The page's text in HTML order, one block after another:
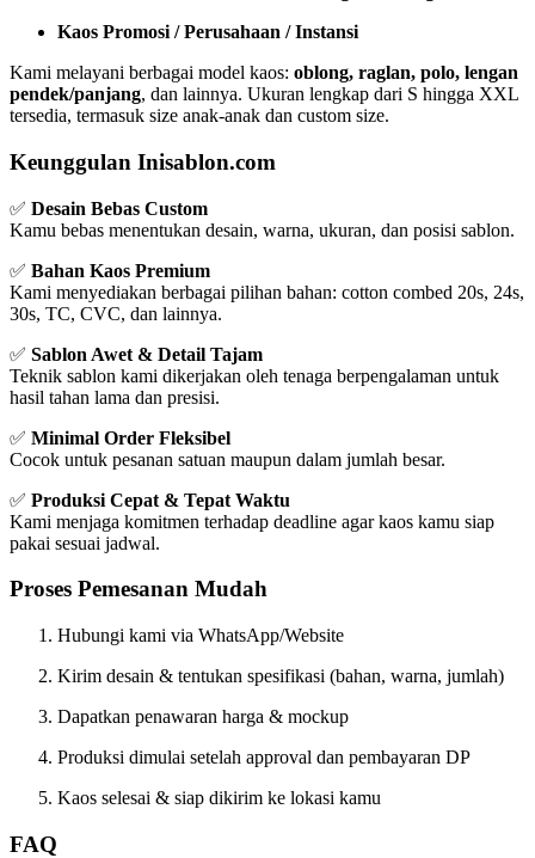
Kaos Promosi / Perusahaan / Instansi
Kami melayani berbagai model kaos: oblong, raglan, polo, lengan
pendek/panjang, dan lainnya. Ukuran lengkap dari S hingga XXL
tersedia, termasuk size anak-anak dan custom size.
Keunggulan Inisablon.com
✅ Desain Bebas Custom
Kamu bebas menentukan desain, warna, ukuran, dan posisi sablon.
✅ Bahan Kaos Premium
Kami menyediakan berbagai pilihan bahan: cotton combed 20s, 24s,
30s, TC, CVC, dan lainnya.
✅ Sablon Awet & Detail Tajam
Teknik sablon kami dikerjakan oleh tenaga berpengalaman untuk
hasil tahan lama dan presisi.
✅ Minimal Order Fleksibel
Cocok untuk pesanan satuan maupun dalam jumlah besar.
✅ Produksi Cepat & Tepat Waktu
Kami menjaga komitmen terhadap deadline agar kaos kamu siap
pakai sesuai jadwal.
Proses Pemesanan Mudah
Hubungi kami via WhatsApp/Website
Kirim desain & tentukan spesifikasi (bahan, warna, jumlah)
Dapatkan penawaran harga & mockup
Produksi dimulai setelah approval dan pembayaran DP
Kaos selesai & siap dikirim ke lokasi kamu
FAQ